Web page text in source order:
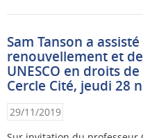
Sam Tanson a
renouvellement et
UNESCO en droits
Cercle Cité, jeudi 28
29/11/2019